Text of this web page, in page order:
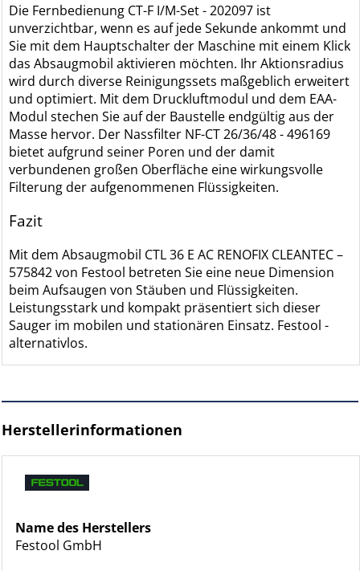
Die Fernbedienung CT-F I/M-Set - 202097 ist
unverzichtbar, wenn es auf jede Sekunde ankommt und
Sie mit dem Hauptschalter der Maschine mit einem Klick
das Absaugmobil aktivieren möchten. Ihr Aktionsradius
wird durch diverse Reinigungssets maßgeblich erweitert
und optimiert. Mit dem Druckluftmodul und dem EAA-
Modul stechen Sie auf der Baustelle endgültig aus der
Masse hervor. Der Nassfilter NF-CT 26/36/48 - 496169
bietet aufgrund seiner Poren und der damit
verbundenen großen Oberfläche eine wirkungsvolle
Filterung der aufgenommenen Flüssigkeiten.
Fazit
Mit dem Absaugmobil CTL 36 E AC RENOFIX CLEANTEC –
575842 von Festool betreten Sie eine neue Dimension
beim Aufsaugen von Stäuben und Flüssigkeiten.
Leistungsstark und kompakt präsentiert sich dieser
Sauger im mobilen und stationären Einsatz. Festool -
alternativlos.
Herstellerinformationen
Name des Herstellers
Festool GmbH